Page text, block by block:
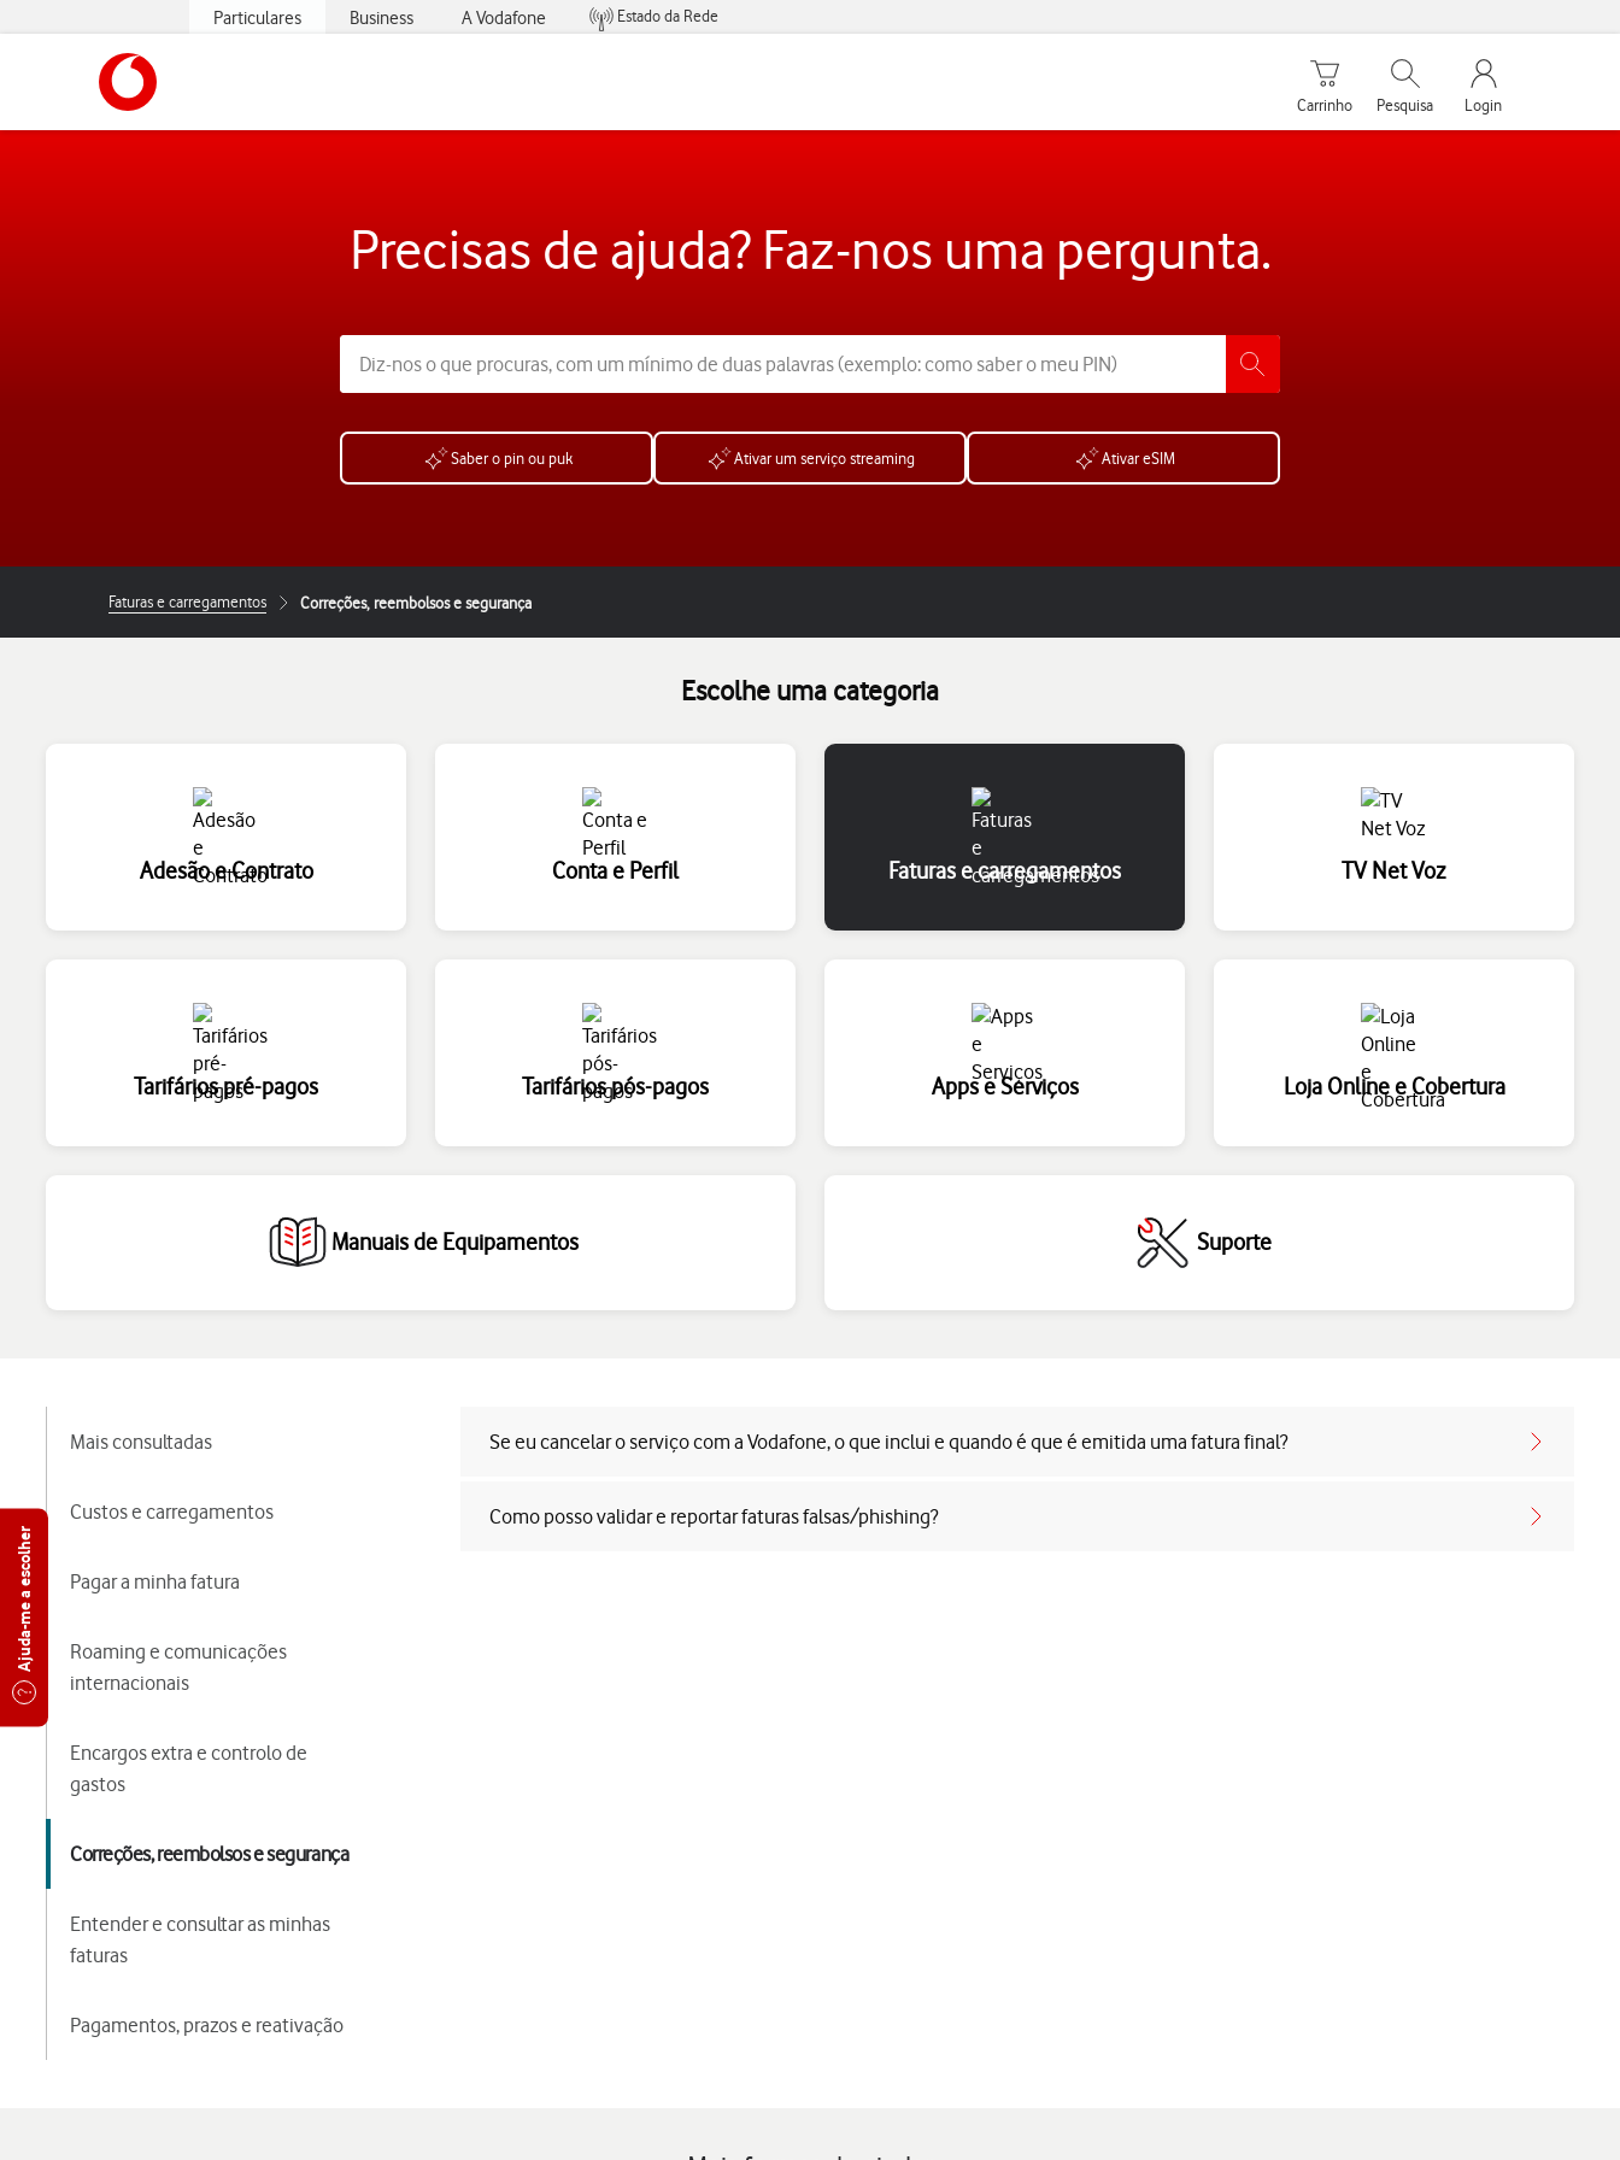
Particulares Business A Vodafone
Estado da Rede
Carrinho de compras
Carrinho
Pesquisar
Pesquisa
My Vodafone
Login
Precisas de ajuda? Faz-nos uma pergunta.
Saber o pin ou puk Ativar um serviço streaming Ativar eSIM
Faturas e carregamentos Correções, reembolsos e segurança
Escolhe uma categoria
Adesão e Contrato Conta e Perfil Faturas e carregamentos TV Net Voz
Tarifários pré-pagos Tarifários pós-pagos Apps e Serviços Loja Online e Cobertura
Manuais de Equipamentos Suporte
Mais consultadas
Custos e carregamentos
Pagar a minha fatura
Roaming e comunicações
internacionais
Encargos extra e controlo de
gastos
Correções, reembolsos e segurança
Entender e consultar as minhas
faturas
Pagamentos, prazos e reativação
Se eu cancelar o serviço com a Vodafone, o que inclui e quando é que é emitida uma fatura final?
Como posso validar e reportar faturas falsas/phishing?
Ajuda-me a escolher